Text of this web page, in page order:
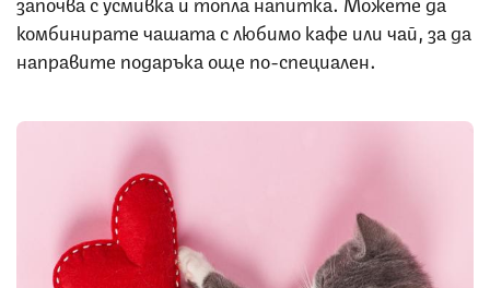
комбинирате чашата с любимо кафе или чай, за да
направите подаръка още по-специален.